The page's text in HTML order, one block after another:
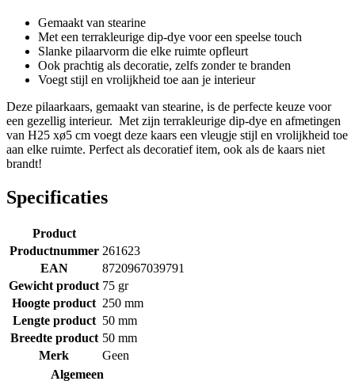
Gemaakt van stearine
Met een terrakleurige dip-dye voor een speelse touch
Slanke pilaarvorm die elke ruimte opfleurt
Ook prachtig als decoratie, zelfs zonder te branden
Voegt stijl en vrolijkheid toe aan je interieur
Deze pilaarkaars, gemaakt van stearine, is de perfecte keuze voor
een gezellig interieur. Met zijn terrakleurige dip-dye en afmetingen
van H25 xø5 cm voegt deze kaars een vleugje stijl en vrolijkheid toe
aan elke ruimte. Perfect als decoratief item, ook als de kaars niet
brandt!
Specificaties
Product
Productnummer 261623
EAN
8720967039791
Gewicht product 75 gr
Hoogte product 250 mm
Lengte product 50 mm
Breedte product 50 mm
Merk
Geen
Algemeen